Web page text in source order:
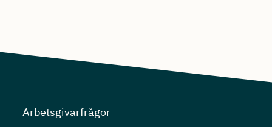
Arbetsgivarfrågor